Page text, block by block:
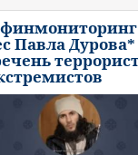
Павла